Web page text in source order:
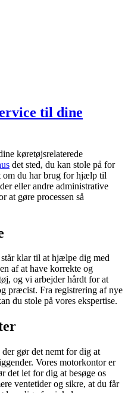
til dine
køretøjsrelaterede
det sted, du kan stole på for
om du har brug for hjælp til
eller andre administrative
at gøre processen så
står klar til at hjælpe dig med
af at have korrekte og
og vi arbejder hårdt for at
præcist. Fra registrering af nye
du stole på vores ekspertise.
gør det nemt for dig at
Vores motorkontor er
det let for dig at besøge os
ventetider og sikre, at du får